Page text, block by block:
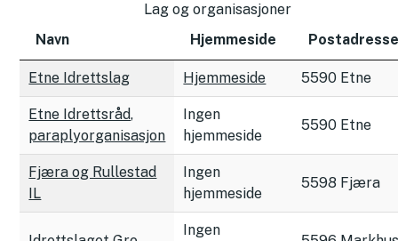
Lag og organisasjoner
Navn
Hjemmeside
Etne Idrettslag Hjemmeside 5590 Etne
Etne Idrettsråd,
paraplyorganisasjon
Ingen
hjemmeside
5590 Etne
Fjæra og Rullestad
IL
Ingen
hjemmeside
5598 Fjæra
Ingen